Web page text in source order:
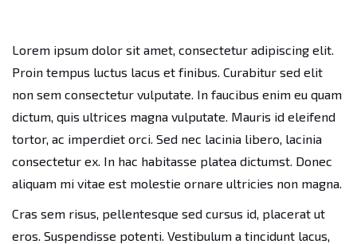
Lorem ipsum dolor sit amet, consectetur adipiscing elit.
Proin tempus luctus lacus et finibus. Curabitur sed elit
non sem consectetur vulputate. In faucibus enim eu quam
dictum, quis ultrices magna vulputate. Mauris id eleifend
tortor, ac imperdiet orci. Sed nec lacinia libero, lacinia
consectetur ex. In hac habitasse platea dictumst. Donec
aliquam mi vitae est molestie ornare ultricies non magna.
Cras sem risus, pellentesque sed cursus id, placerat ut
eros. Suspendisse potenti. Vestibulum a tincidunt lacus,